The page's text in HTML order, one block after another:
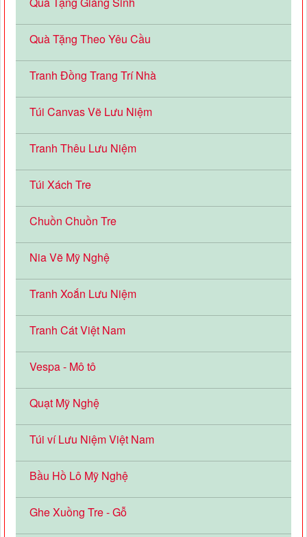
Quà Tặng Theo Yêu Cầu
Tranh Đồng Trang Trí Nhà
Túi Canvas Vẽ Lưu Niệm
Tranh Thêu Lưu Niệm
Túi Xách Tre
Chuồn Chuồn Tre
Nia Vẽ Mỹ Nghệ
Tranh Xoắn Lưu Niệm
Tranh Cát Việt Nam
Vespa - Mô tô
Quạt Mỹ Nghệ
Túi ví Lưu Niệm Việt Nam
Bầu Hồ Lô Mỹ Nghệ
Ghe Xuồng Tre - Gỗ